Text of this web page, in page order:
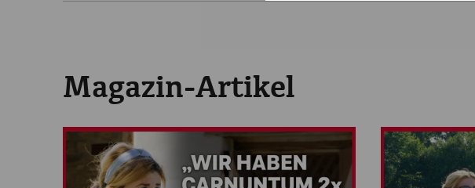
Magazin-Artikel